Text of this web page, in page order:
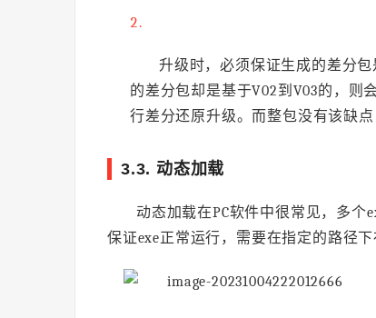
升级时，必须保证生成的差分
的差分包却是基于V02到V03的，则
行差分还原升级。而整包没有该缺
3.3. 动态加载
动态加载在PC软件中很常见，多
保证exe正常运行，需要在指定的路径下